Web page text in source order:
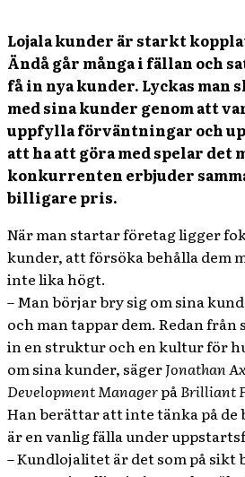
Lojala kunder är starkt
Ändå går många i fällan och
få in nya kunder. Lyckas man
med sina kunder genom att
uppfylla förväntningar och
att ha att göra med spelar det
konkurrenten erbjuder
billigare pris.
När man startar företag ligger
kunder, att försöka behålla dem
inte lika högt.
– Man börjar bry sig om sina
och man tappar dem. Redan
in en struktur och en kultur för
om sina kunder, sägerJonathan
Development ManagerpåBrilliant
Han berättar att inte tänka på
är en vanlig fälla under
– Kundlojalitet är det som på sikt